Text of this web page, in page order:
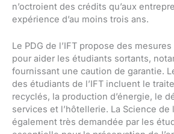
n’octroient des crédits qu’aux
expérience d’au moins trois ans.
Le PDG de l’IFT propose des
pour aider les étudiants sortants,
fournissant une caution de garantie.
des étudiants de l’IFT incluent le
recyclés, la production d’énergie, le
services et l’hôtellerie. La Science de
également très demandée par les